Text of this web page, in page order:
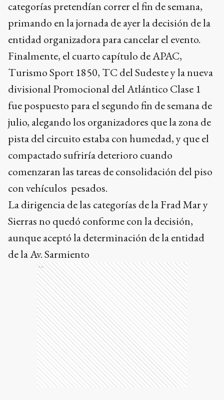
categorías pretendían correr el fin de semana,
primando en la jornada de ayer la decisión de la
entidad organizadora para cancelar el evento.
Finalmente, el cuarto capítulo de APAC,
Turismo Sport 1850, TC del Sudeste y la nueva
divisional Promocional del Atlántico Clase 1
fue pospuesto para el segundo fin de semana de
julio, alegando los organizadores que la zona de
pista del circuito estaba con humedad, y que el
compactado sufriría deterioro cuando
comenzaran las tareas de consolidación del piso
con vehículos pesados.
La dirigencia de las categorías de la Frad Mar y
Sierras no quedó conforme con la decisión,
aunque aceptó la determinación de la entidad
de la Av. Sarmiento
Ads